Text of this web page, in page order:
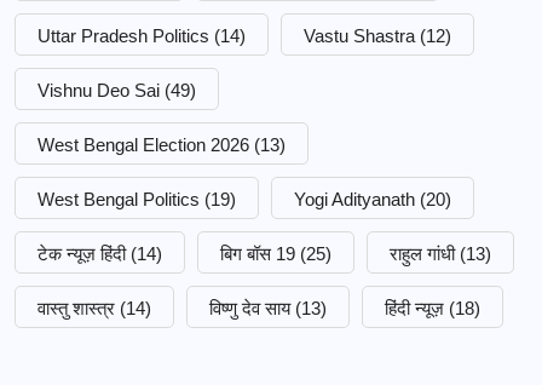
Uttar Pradesh Politics (14) Vastu Shastra (12)
Vishnu Deo Sai (49)
West Bengal Election 2026 (13)
West Bengal Politics (19) Yogi Adityanath (20)
टेक न्यूज़ हिंदी (14) बिग बॉस 19 (25) राहुल गांधी (13)
वास्तु शास्त्र (14) विष्णु देव साय (13) हिंदी न्यूज़ (18)